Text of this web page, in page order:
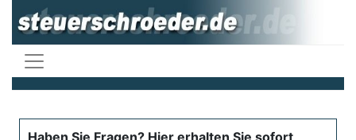
Haben Sie Fragen? Hier erhalten Sie sofort